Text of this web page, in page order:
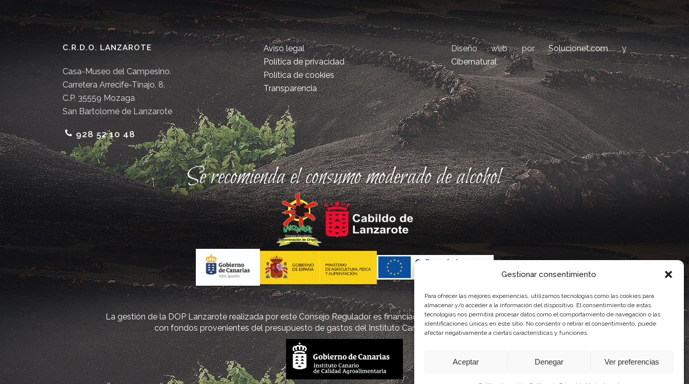
Gestionar consentimiento
Para ofrecer las mejores experiencias, utilizamos tecnologías como las cookies para
almacenar y/o acceder a la información del dispositivo. El consentimiento de estas
tecnologías nos permitirá procesar datos como el comportamiento de navegación o las
identificaciones únicas en este sitio. No consentir o retirar el consentimiento, puede
afectar negativamente a ciertas características y funciones.
Aceptar Denegar Ver preferencias
C.R.D.O. LANZAROTE
Casa-Museo del Campesino.
Carretera Arrecife-Tinajo, 8.
C.P. 35559 Mozaga
San Bartolomé de Lanzarote
928 52 10 48
Aviso legal
Política de privacidad
Política de cookies
Transparencia
Diseño web porSolucionet.comy
Cibernatural
Se recomienda el consumo moderado de alcohol
La gestión de la DOP Lanzarote realizada por este Consejo Regulador es financiada, parcialmente, por el Gobierno de Canarias
con fondos provenientes del presupuesto de gastos del Instituto Canario de Calidad Agroalimentaria